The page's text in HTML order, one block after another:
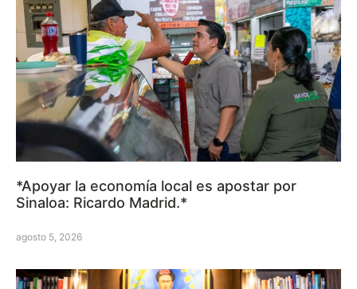
*Apoyar la economía local es apostar por
Sinaloa: Ricardo Madrid.*
agosto 5, 2026